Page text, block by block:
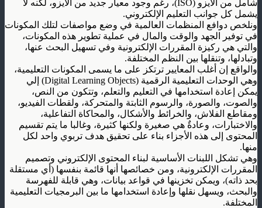
شامل من الأيزو (ISO)
، رغم وجود معيار جديد من الأيزو، لكنه لا
يشمل كل جوانب التعليم الإلكتروني.
ونلخص دوافع المنظمات العالمية في وضع مواصفات لتلك المكونات
في توفير الجهد والوقت والمال في عملية تطوير هذه المكونات،
والتي هي ركيزة المقررات الإلكترونية وفي تسهيل البحث عنها،
وتبادلها، وتنقلها بين النظم المختلفة.
والواقع إن أغلب المعايير ترتكز على ما يسمى المكونات التعليمية،
وهي الوحدات التعليمية الرقمية (Digital Learning Objects)
إلي
يمكن إعادة استخدامها في التعليم والتعلم، وتتكون من النص،
والصوت، والصورة، والرسوم الثابتة والمتحركة، ولقطات الفيديو،
ومقاطع الفلاش، والخرائط والأشكال، والمحاكاة التفاعلية،
والاختبارات، وعادةٌ هي صغيرة ولكنها كثيرة، وغالبا ما يتم تقسيم
المحتوى إلى هذه الأجزاء بناء على تحقيق هدف تربوي واحد لكل
منها.
وهي تشكل اللبنات الأساسية لبناء المحتوى الإلكتروني وتصميم
المقررات الإلكترونية، ومن خصائصها أنها قائمة بنفسها (أي مستقلة
بحد ذاته)، ويمكن تخزينها في قواعد بيانات، وهي قابلة للفهرسة
والبحث، ويسهل نقلها وإعادة استخدامها ما بين البرمجيات التعليمية
المختلفة.